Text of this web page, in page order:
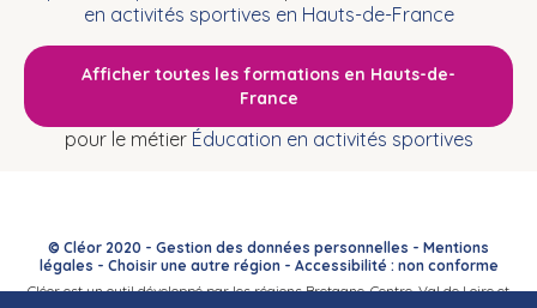
en activités sportives en Hauts-de-France
Afficher toutes les formations en Hauts-de-
France
pour le métier Éducation en activités sportives
© Cléor 2020 - Gestion des données personnelles - Mentions
légales - Choisir une autre région- Accessibilité : non conforme
Cléor est un outil développé par les régions Bretagne, Centre-Val de Loire et